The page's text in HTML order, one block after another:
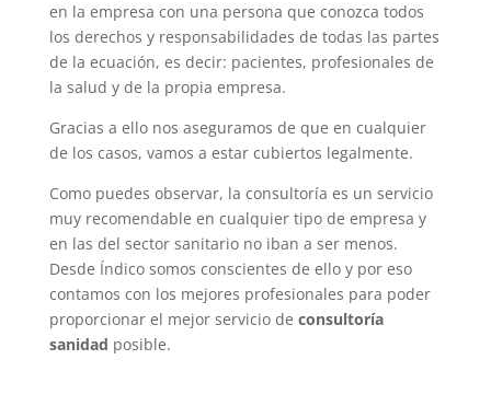
en la empresa con una persona que conozca todos
los derechos y responsabilidades de todas las partes
de la ecuación, es decir: pacientes, profesionales de
la salud y de la propia empresa.
Gracias a ello nos aseguramos de que en cualquier
de los casos, vamos a estar cubiertos legalmente.
Como puedes observar, la consultoría es un servicio
muy recomendable en cualquier tipo de empresa y
en las del sector sanitario no iban a ser menos.
Desde Índico somos conscientes de ello y por eso
contamos con los mejores profesionales para poder
proporcionar el mejor servicio de consultoría
sanidad posible.